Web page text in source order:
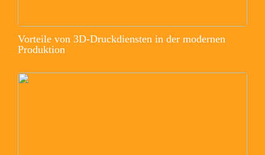
Vorteile von 3D-Druckdiensten in der modernen
Produktion